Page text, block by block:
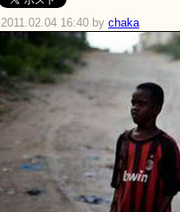
2011.02.04 16:40 by chaka